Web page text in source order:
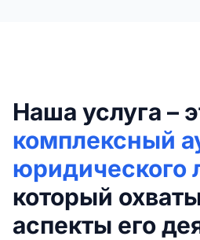
Наша услуга –
комплексный
юридического
который
аспекты его